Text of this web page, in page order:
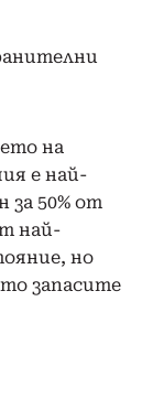
на
е най-
50% от
най-
но
запасите